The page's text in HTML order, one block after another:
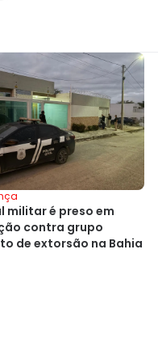
militar é preso em
contra grupo
de extorsão na Bahia